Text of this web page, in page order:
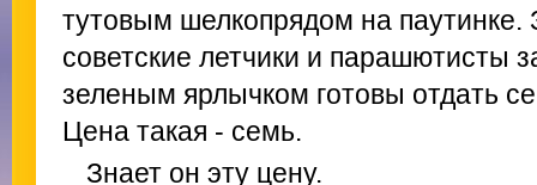
тутовым шелкопрядом на паутинке.
советские летчики и парашютисты
зеленым ярлычком готовы отдать
Цена такая - семь.
Знает он эту цену.